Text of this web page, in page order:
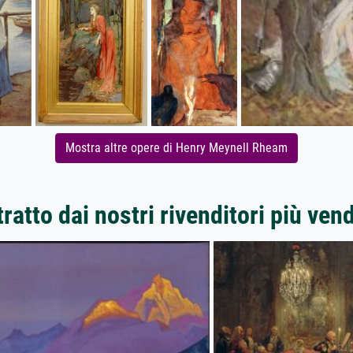
Mostra altre opere di Henry Meynell Rheam
dai nostri rivenditori più